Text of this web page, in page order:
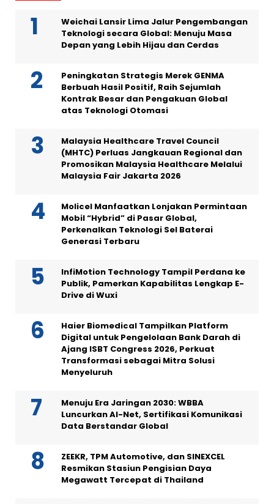
Weichai Lansir Lima Jalur Pengembangan
Teknologi secara Global: Menuju Masa
Depan yang Lebih Hijau dan Cerdas
Peningkatan Strategis Merek GENMA
Berbuah Hasil Positif, Raih Sejumlah
Kontrak Besar dan Pengakuan Global
atas Teknologi Otomasi
Malaysia Healthcare Travel Council
(MHTC) Perluas Jangkauan Regional dan
Promosikan Malaysia Healthcare Melalui
Malaysia Fair Jakarta 2026
Molicel Manfaatkan Lonjakan Permintaan
Mobil “Hybrid” di Pasar Global,
Perkenalkan Teknologi Sel Baterai
Generasi Terbaru
InfiMotion Technology Tampil Perdana ke
Publik, Pamerkan Kapabilitas Lengkap E-
Drive di Wuxi
Haier Biomedical Tampilkan Platform
Digital untuk Pengelolaan Bank Darah di
Ajang ISBT Congress 2026, Perkuat
Transformasi sebagai Mitra Solusi
Menyeluruh
Menuju Era Jaringan 2030: WBBA
Luncurkan AI-Net, Sertifikasi Komunikasi
Data Berstandar Global
ZEEKR, TPM Automotive, dan SINEXCEL
Resmikan Stasiun Pengisian Daya
Megawatt Tercepat di Thailand